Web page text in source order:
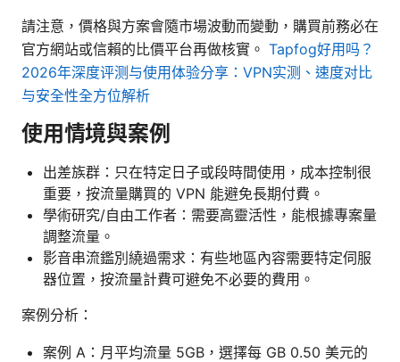
請注意，價格與方案會隨市場波動而變動，購買前務必在
官方網站或信賴的比價平台再做核實。 Tapfog好用吗？
2026年深度评测与使用体验分享：VPN实测、速度对比
与安全性全方位解析
使用情境與案例
出差族群：只在特定日子或段時間使用，成本控制很
重要，按流量購買的 VPN 能避免長期付費。
學術研究/自由工作者：需要高靈活性，能根據專案量
調整流量。
影音串流鑑別繞過需求：有些地區內容需要特定伺服
器位置，按流量計費可避免不必要的費用。
案例分析：
案例 A：月平均流量 5GB，選擇每 GB 0.50 美元的